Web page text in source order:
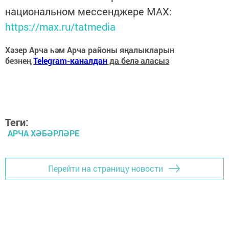
национальном мессенджере MАХ:
https://max.ru/tatmedia
Хәзер Арча һәм Арча районы яңалыкларын
безнеңTelegram-каналданда белә аласыз
Теги:
АРЧА ХӘБӘРЛӘРЕ
Перейти на страницу новости